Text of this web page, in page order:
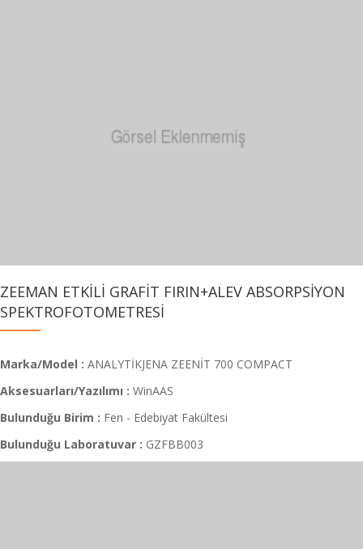
ZEEMAN ETKİLİ GRAFİT FIRIN+ALEV ABSORPSİYON
SPEKTROFOTOMETRESİ
Marka/Model : ANALYTİKJENA ZEENİT 700 COMPACT
Aksesuarları/Yazılımı : WinAAS
Bulunduğu Birim : Fen - Edebiyat Fakültesi
Bulunduğu Laboratuvar : GZFBB003